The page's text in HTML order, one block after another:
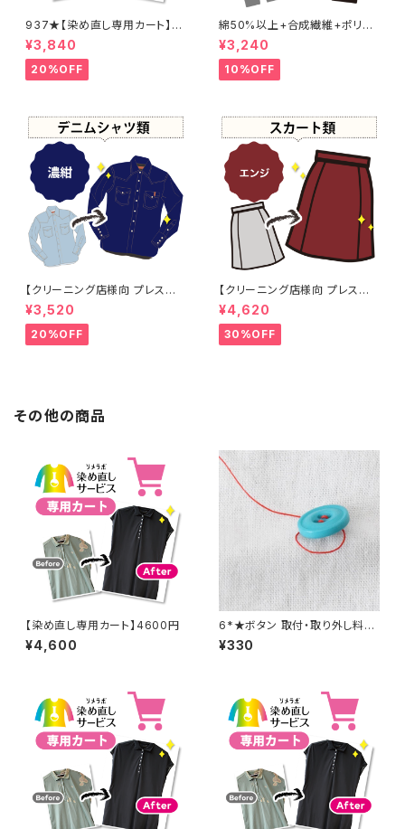
937★【染め直し専用カート】4
800円
¥3,840
20%OFF
綿50%以上+合成繊維+ポリウ
レタン 黒染め パンツ 【元色：
黒】 -染め直し[漆黒 - Black]4
01-0076
¥3,240
10%OFF
【クリーニング店様向 プレス加
工なし】綿100% 濃紺染め シャ
ツ 【元色：紺(Navy) - 色あせあ
り】 -染め直し[ネイビー - Nav
y]403-0116
¥3,520
20%OFF
【クリーニング店様向 プレス加
工なし】綿100% エンジ染め ス
カート 【元色：白 - 汚れあり】 -
染め直し[臙脂 - ワインレッド -
くすんだ深みのある赤]403-01
¥4,620
30%OFF
その他の商品
【染め直し専用カート】4600円
¥4,600
6*★ボタン 取付・取り外し料金
(1個分)
¥330